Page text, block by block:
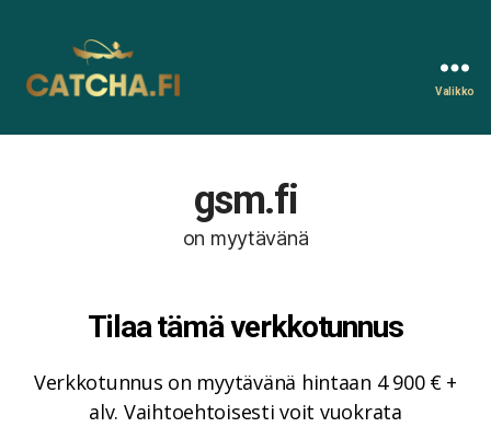
Valikko
gsm.fi
on myytävänä
Tilaa tämä verkkotunnus
Verkkotunnus on myytävänä hintaan 4 900 € +
alv. Vaihtoehtoisesti voit vuokrata